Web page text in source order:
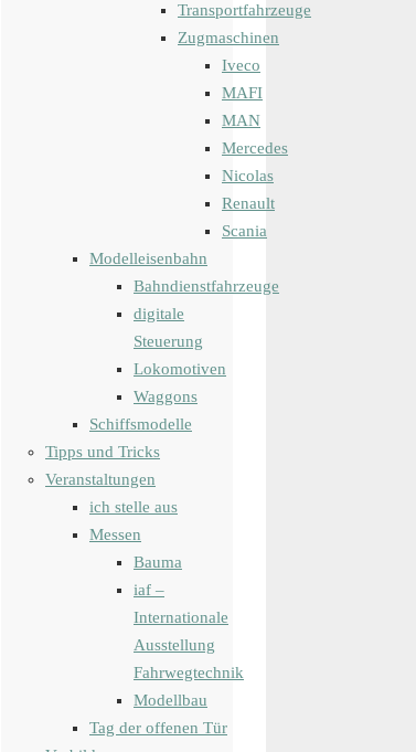
Transportfahrzeuge
Zugmaschinen
Iveco
MAFI
MAN
Mercedes
Nicolas
Renault
Scania
Modelleisenbahn
Bahndienstfahrzeuge
digitale
Steuerung
Lokomotiven
Waggons
Schiffsmodelle
Tipps und Tricks
Veranstaltungen
ich stelle aus
Messen
Bauma
iaf –
Internationale
Ausstellung
Fahrwegtechnik
Modellbau
Tag der offenen Tür